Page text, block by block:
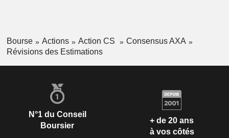
Bourse Actions Action CS
Consensus AXA
Révisions des Estimations
N°1 du Conseil
Boursier
+ de 20 ans
à vos côtés